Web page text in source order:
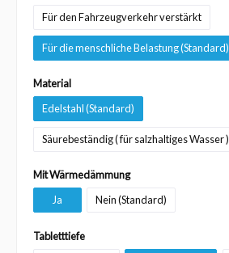
Für den Fahrzeugverkehr verstärkt
Für die menschliche Belastung (Standard)
Material
Edelstahl (Standard)
Säurebeständig ( für salzhaltiges Wasser )
Mit Wärmedämmung
Ja
Nein (Standard)
Tabletttiefe